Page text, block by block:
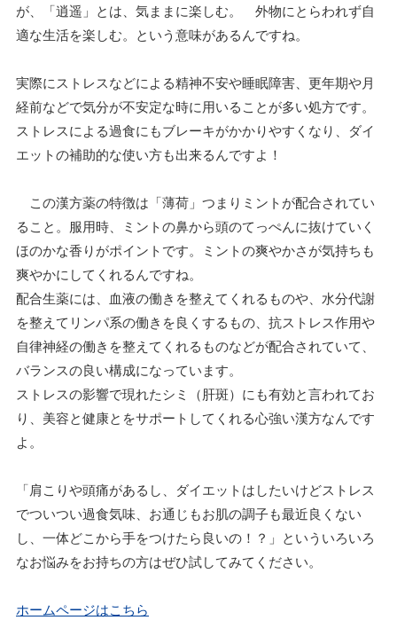
が、「逍遥」とは、気ままに楽しむ。 外物にとらわれず自
適な生活を楽しむ。という意味があるんですね。
実際にストレスなどによる精神不安や睡眠障害、更年期や月
経前などで気分が不安定な時に用いることが多い処方です。
ストレスによる過食にもブレーキがかかりやすくなり、ダイ
エットの補助的な使い方も出来るんですよ！
この漢方薬の特徴は「薄荷」つまりミントが配合されてい
ること。服用時、ミントの鼻から頭のてっぺんに抜けていく
ほのかな香りがポイントです。ミントの爽やかさが気持ちも
爽やかにしてくれるんですね。
配合生薬には、血液の働きを整えてくれるものや、水分代謝
を整えてリンパ系の働きを良くするもの、抗ストレス作用や
自律神経の働きを整えてくれるものなどが配合されていて、
バランスの良い構成になっています。
ストレスの影響で現れたシミ（肝斑）にも有効と言われてお
り、美容と健康とをサポートしてくれる心強い漢方なんです
よ。
「肩こりや頭痛があるし、ダイエットはしたいけどストレス
でついつい過食気味、お通じもお肌の調子も最近良くない
し、一体どこから手をつけたら良いの！？」といういろいろ
なお悩みをお持ちの方はぜひ試してみてください。
ホームページはこちら